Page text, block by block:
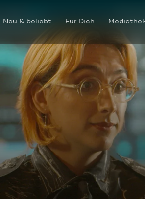
Neu & beliebt Für Dich